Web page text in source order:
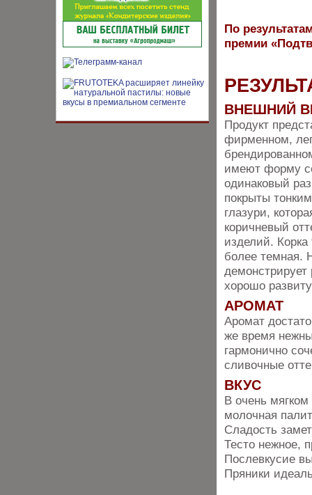
По
премии
ВНЕШНИЙ
Продукт
фирменном,
имеют форму
одинаковый
покрыты
глазури,
коричневый
изделий. Корка
более темная.
хорошо
АРОМАТ
Аромат
же время
гармонично
сливочные
ВКУС
В очень
молочная
Сладость
Тесто нежное,
Послевкусие
Пряники